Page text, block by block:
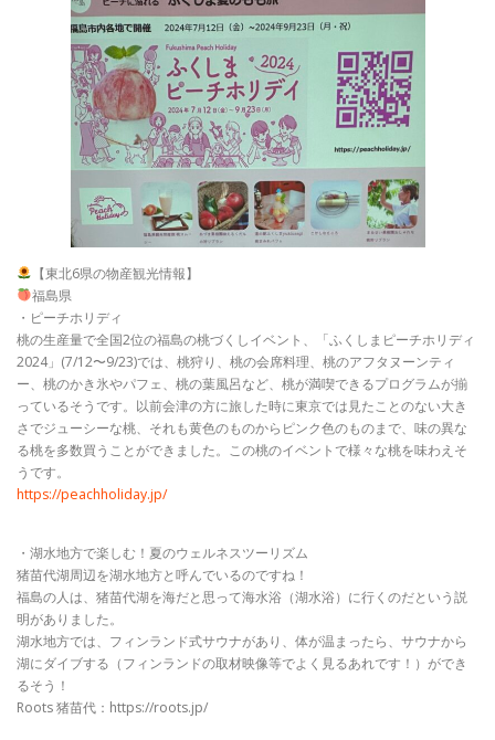
【東北6県の物産観光情報】
福島県
・ピーチホリディ
桃の生産量で全国2位の福島の桃づくしイベント、「ふくしまピーチホリディ
2024」(7/12〜9/23)では、桃狩り、桃の会席料理、桃のアフタヌーンティ
ー、桃のかき氷やパフェ、桃の葉風呂など、桃が満喫できるプログラムが揃
っているそうです。以前会津の方に旅した時に東京では見たことのない大き
さでジューシーな桃、それも黄色のものからピンク色のものまで、味の異な
る桃を多数買うことができました。この桃のイベントで様々な桃を味わえそ
うです。
https://peachholiday.jp/
・湖水地方で楽しむ！夏のウェルネスツーリズム
猪苗代湖周辺を湖水地方と呼んでいるのですね！
福島の人は、猪苗代湖を海だと思って海水浴（湖水浴）に行くのだという説
明がありました。
湖水地方では、フィンランド式サウナがあり、体が温まったら、サウナから
湖にダイブする（フィンランドの取材映像等でよく見るあれです！）ができ
るそう！
Roots 猪苗代：https://roots.jp/